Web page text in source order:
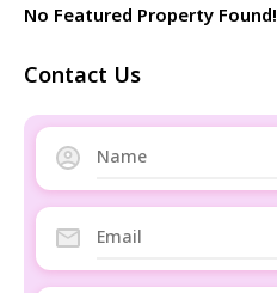
No Featured Property Found!
Contact Us